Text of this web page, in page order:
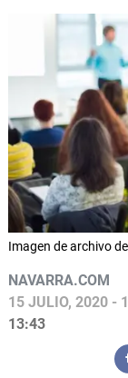
Imagen de archivo
NAVARRA.COM
15 JULIO, 2020 -
13:43